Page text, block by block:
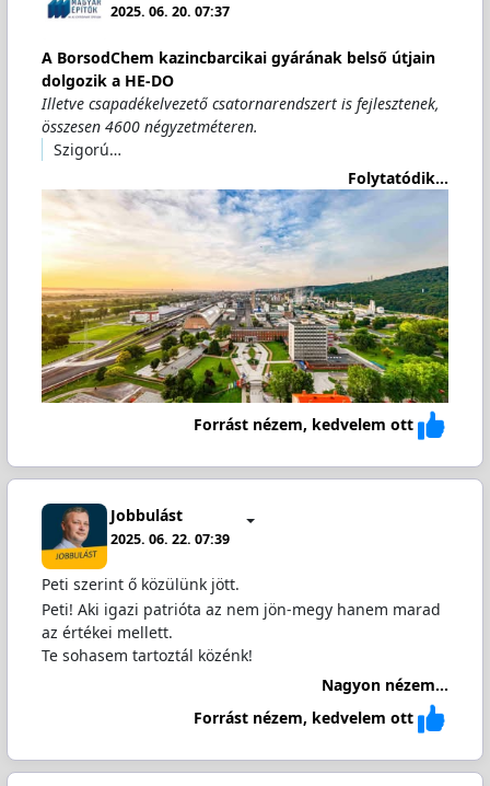
2025. 06. 20. 07:37
A BorsodChem kazincbarcikai gyárának belső útjain
dolgozik a HE-DO
Illetve csapadékelvezető csatornarendszert is fejlesztenek,
összesen 4600 négyzetméteren.
Szigorú…
Folytatódik...
Forrást nézem, kedvelem ott
Jobbulást
2025. 06. 22. 07:39
Peti szerint ő közülünk jött.
Peti! Aki igazi patrióta az nem jön-megy hanem marad
az értékei mellett.
Te sohasem tartoztál közénk!
Nagyon nézem...
Forrást nézem, kedvelem ott